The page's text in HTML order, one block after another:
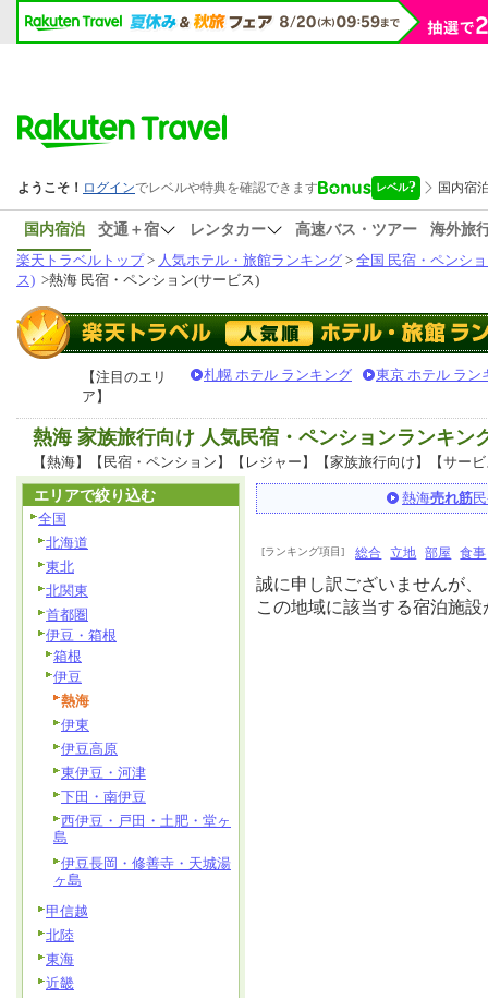
国内宿泊 交通＋宿 レンタカー 高速バス・ツアー
海外旅
楽天トラベルトップ> 人気ホテル・旅館ランキング > 全国 民宿・ペンシ
ス) >熱海 民宿・ペンション(サービス)
【注目のエリ
ア】
札幌 ホテル ランキング 東京 ホテル ラン
熱海 家族旅行向け 人気民宿・ペンションランキン
【熱海】【民宿・ペンション】【レジャー】【家族旅行向け】【サー
熱海売れ筋
[ランキング項目] 総合 立地 部屋 食事
誠に申し訳ございませんが、
この地域に該当する宿泊施
エリアで絞り込む
全国
北海道
東北
北関東
首都圏
伊豆・箱根
箱根
伊豆
熱海
伊東
伊豆高原
東伊豆・河津
下田・南伊豆
西伊豆・戸田・土肥・堂ヶ
島
伊豆長岡・修善寺・天城湯
ヶ島
甲信越
北陸
東海
近畿